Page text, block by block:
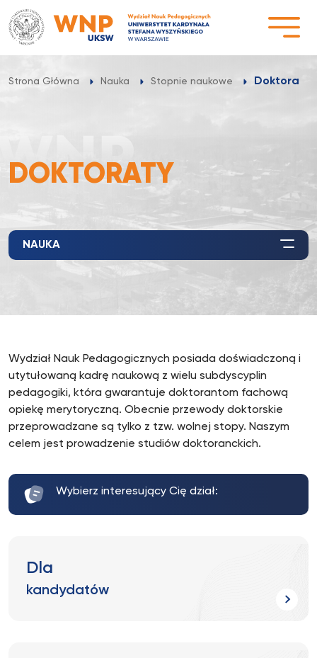
Przejdź
do
treści
Strona Główna Nauka Stopnie naukowe Doktoraty
DOKTORATY
NAUKA
Wydział Nauk Pedagogicznych posiada doświadczoną i
utytułowaną kadrę naukową z wielu subdyscyplin
pedagogiki, która gwarantuje doktorantom fachową
opiekę merytoryczną. Obecnie przewody doktorskie
przeprowadzane są tylko z tzw. wolnej stopy. Naszym
celem jest prowadzenie studiów doktoranckich.
Wybierz interesujący Cię dział:
Dla
kandydatów